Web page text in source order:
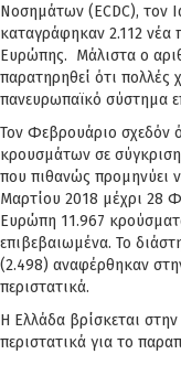
Νοσημάτων (ECDC), τον
καταγράφηκαν 2.112 νέα
Ευρώπης. Μάλιστα ο
παρατηρηθεί ότι
πανευρωπαϊκό σύστημα
Τον Φεβρουάριο σχεδόν
κρουσμάτων σε
που πιθανώς προμηνύει
Μαρτίου 2018 μέχρι 28
Ευρώπη 11.967
επιβεβαιωμένα. Το
(2.498) αναφέρθηκαν
περιστατικά.
Η Ελλάδα βρίσκεται
περιστατικά για το